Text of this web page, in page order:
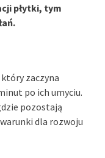
płytki, tym
zaczyna
po ich umyciu.
pozostają
dla rozwoju